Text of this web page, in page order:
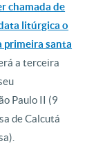
chamada de
litúrgica o
primeira santa
a terceira
Paulo II (9
de Calcutá